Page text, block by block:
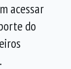
acessar
do